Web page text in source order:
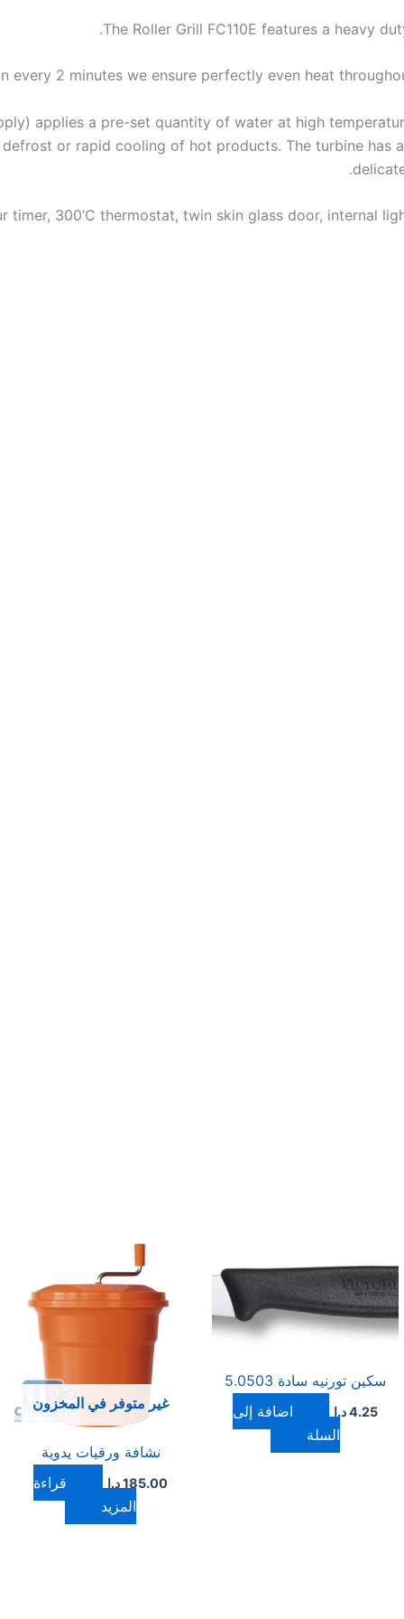
The Roller Grill FC110E features a heavy
every 2 minutes we ensure perfectly even heat
applies a pre-set quantity of water at high
or rapid cooling of hot products. The turbine has
timer, 300’C thermostat, twin skin glass door, internal
سكين تورنيه سادة 5.0503
4.25د.ا
إضافة إلى
السلة
غير متوفر في المخزون
نشافة ورقيات يدوية
185.00 د.ا
قراءة
المزيد